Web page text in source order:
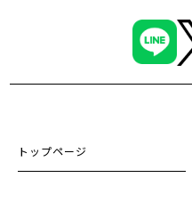
トップページ